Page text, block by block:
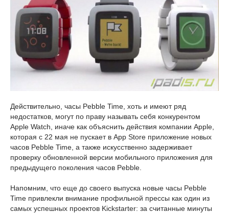
Действительно, часы Pebble Time, хоть и имеют ряд
недостатков, могут по праву называть себя конкурентом
Apple Watch, иначе как объяснить действия компании Apple,
которая с 22 мая не пускает в App Store приложение новых
часов Pebble Time, а также искусственно задерживает
проверку обновленной версии мобильного приложения для
предыдущего поколения часов Pebble.
Напомним, что еще до своего выпуска новые часы Pebble
Time привлекли внимание профильной прессы как один из
самых успешных проектов Kickstarter: за считанные минуты